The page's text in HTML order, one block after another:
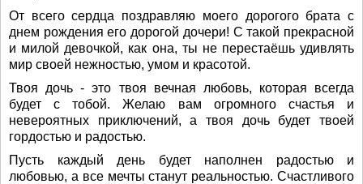
От всего сердца поздравляю моего дорогого брата с
днем рождения его дорогой дочери! С такой прекрасной
и милой девочкой, как она, ты не перестаёшь удивлять
мир своей нежностью, умом и красотой.
Твоя дочь - это твоя вечная любовь, которая всегда
будет с тобой. Желаю вам огромного счастья и
невероятных приключений, а твоя дочь будет твоей
гордостью и радостью.
Пусть каждый день будет наполнен радостью и
любовью, а все мечты станут реальностью. Счастливого